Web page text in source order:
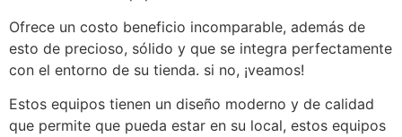
Ofrece un costo beneficio incomparable, además de
esto de precioso, sólido y que se integra perfectamente
con el entorno de su tienda. si no, ¡veamos!
Estos equipos tienen un diseño moderno y de calidad
que permite que pueda estar en su local, estos equipos